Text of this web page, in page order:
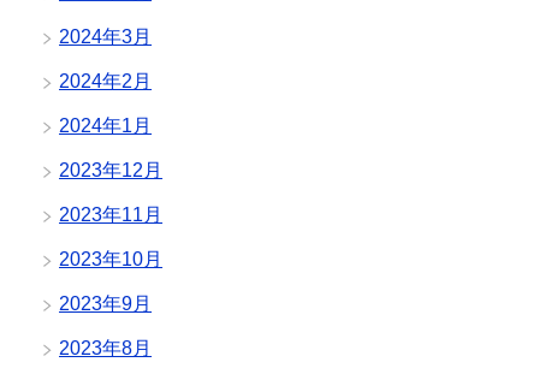
2024年3月
2024年2月
2024年1月
2023年12月
2023年11月
2023年10月
2023年9月
2023年8月